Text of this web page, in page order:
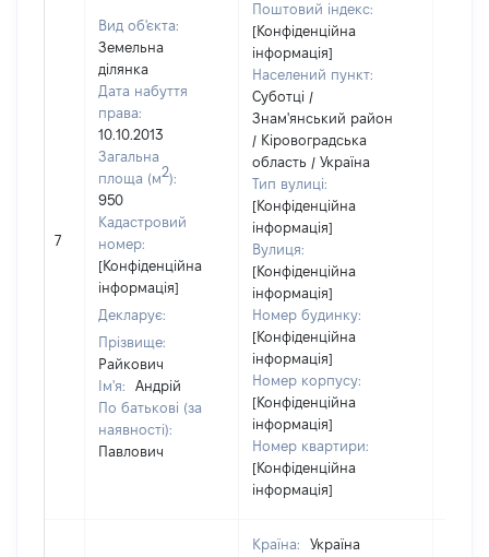
7
Вид об'єкта:
Земельна
ділянка
Дата набуття
права:
10.10.2013
Загальна
площа (м2):
950
Кадастровий
номер:
[Конфіденційна
інформація]
Декларує:
Прізвище:
Райкович
Ім'я:
Андрій
По батькові (за
наявності):
Павлович
Поштовий індекс:
[Конфіденційна
інформація]
Населений пункт:
Суботці /
Знам'янський район
/ Кіровоградська
область / Україна
Тип вулиці:
[Конфіденційна
інформація]
Вулиця:
[Конфіденційна
інформація]
Номер будинку:
[Конфіденційна
інформація]
Номер корпусу:
[Конфіденційна
інформація]
Номер квартири:
[Конфіденційна
інформація]
Країна:
Україна